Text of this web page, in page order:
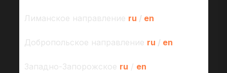
Лиманское направление ru / en
Добропольское направление ru / en
Западно-Запорожское ru / en